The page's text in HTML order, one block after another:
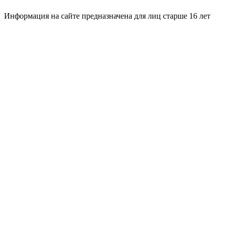
Информация на сайте предназначена для лиц старше 16 лет